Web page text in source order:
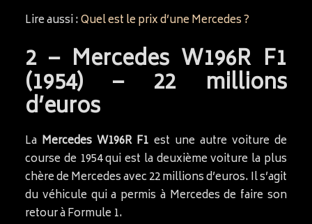
Lire aussi :Quel est le prix d’une Mercedes ?
2 – Mercedes W196R F1
(1954) – 22 millions
d’euros
La Mercedes W196R F1 est une autre voiture de
course de 1954 qui est la deuxième voiture la plus
chère de Mercedes avec 22 millions d’euros. Il s’agit
du véhicule qui a permis à Mercedes de faire son
retour à Formule 1.